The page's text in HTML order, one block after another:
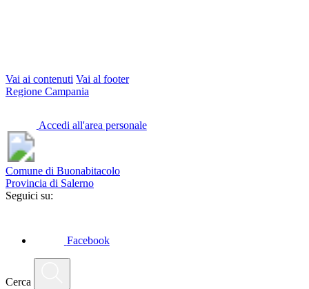
Vai ai contenuti Vai al footer
Regione Campania
Accedi all'area personale
Comune di Buonabitacolo
Provincia di Salerno
Seguici su:
Facebook
Cerca